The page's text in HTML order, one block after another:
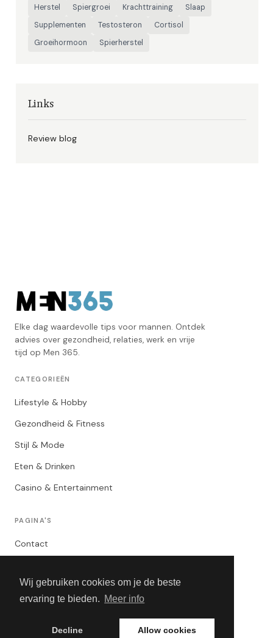
Wij gebruiken cookies om je de beste
ervaring te bieden. Meer info
Decline Allow cookies
Herstel Spiergroei Krachttraining
Slaap
Supplementen
Testosteron
Cortisol
Groeihormoon
Spierherstel
Links
Review blog
Elke dag waardevolle tips voor mannen. Ontdek
advies over gezondheid, relaties, werk en vrije
tijd op Men 365.
CATEGORIEËN
Lifestyle & Hobby
Gezondheid & Fitness
Stijl & Mode
Eten & Drinken
Casino & Entertainment
PAGINA'S
Contact
Algemene Voorwaarden
Adverteren